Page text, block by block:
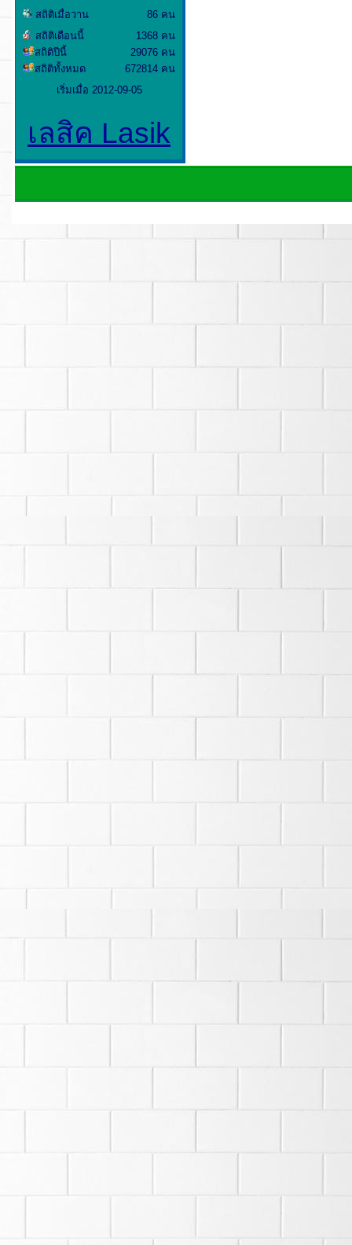
สถิติเมื่อวาน
86 คน
สถิติเดือนนี้
สถิติปีนี้
สถิติทั้งหมด
1368 คน
29076 คน
672814 คน
เริ่มเมื่อ 2012-09-05
เลสิค Lasik